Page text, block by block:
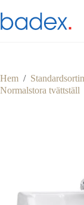
till
innehåll
Hem /
Normalstora tvättställ